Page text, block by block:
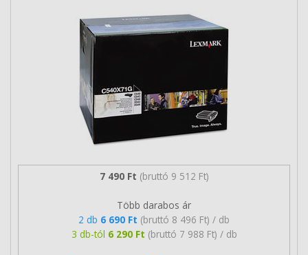
7 490 Ft (bruttó 9 512 Ft)
Több darabos ár
2 db 6 690 Ft (bruttó 8 496 Ft) / db
3 db-tól 6 290 Ft (bruttó 7 988 Ft) / db